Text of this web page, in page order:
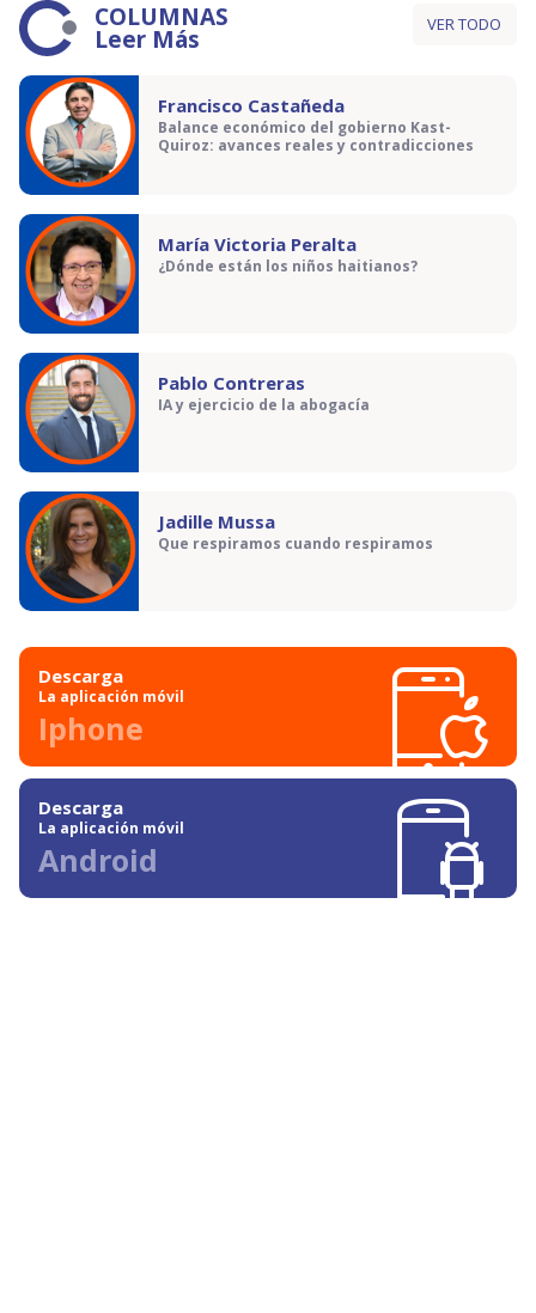
COLUMNAS
Leer Más VER TODO
Francisco Castañeda
Balance económico del gobierno Kast-
Quiroz: avances reales y contradicciones
María Victoria Peralta
¿Dónde están los niños haitianos?
Pablo Contreras
IA y ejercicio de la abogacía
Jadille Mussa
Que respiramos cuando respiramos
Descarga
La aplicación móvil
Iphone
Descarga
La aplicación móvil
Android